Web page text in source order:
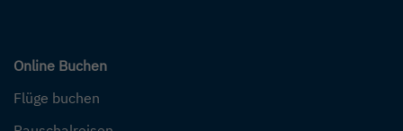
Online Buchen
Flüge buchen